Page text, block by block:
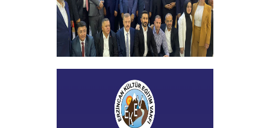
Vakfımızın 2023-2024 Yılı Burs
Toplantısı Yapıldı
+